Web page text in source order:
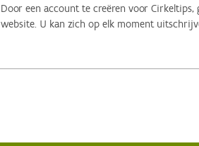
Door een account te creëren voor
website. U kan zich op elk moment